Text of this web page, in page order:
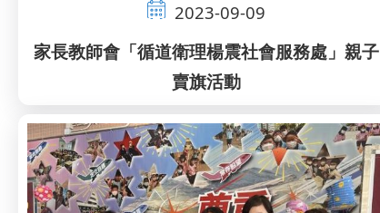
2023-09-09
家長教師會「循道衛理楊震社會服務處」親子
賣旗活動